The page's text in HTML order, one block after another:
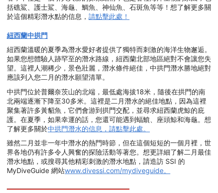
括礁鯊、護士鯊、海龜、鯛魚、神仙魚、石斑魚等等！想了解更多關
於這個精彩潛水點的信息， 請點擊此處！
紐西蘭中拱門
紐西蘭溫暖的夏季為潛水愛好者提供了獨特而刺激的海洋生物邂逅。
如果您想體驗人跡罕至的潛水路線，紐西蘭北部地區絕對不會讓您失
望。這裡人潮稀少，景色壯麗，潛水條件絕佳，中拱門潛水勝地絕對
應該列入您二月的潛水願望清單。
中拱門位於普爾奈茨山的北端，最低處海拔18米，隨後在拱門的南
北兩端逐漸下降至30多米。這裡是二月潛水的絕佳地點，因為這裡
聚集著許多黃貂魚，它們會游到拱門交配，並尋求紐西蘭虎鯨的庇
護。在夏季，如果幸運的話，您還可能遇到蝠鱝、座頭鯨和海龜。想
了解更多關於中拱門潛水的信息，請點擊此處。
雖然二月並非一年中潛水的熱門時節，但在這個短短的一個月裡，世
界各地仍有許多令人興奮的探險活動等著您。想更詳細了解二月最佳
潛水地點，或搜尋其他精彩刺激的潛水地點，請造訪 SSI 的
MyDiveGuide 網站www.divessi.com/mydiveguide。